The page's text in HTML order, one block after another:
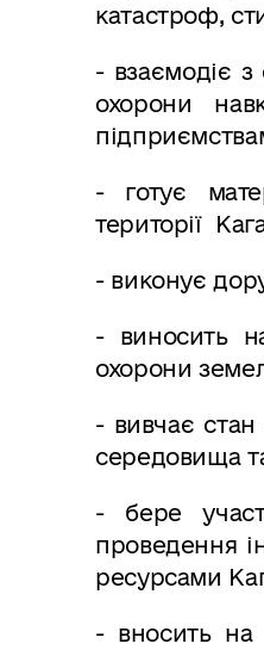
катастроф,
- взаємодіє з
охорони
- готує
території
- виконує
- виносить
охорони
- вивчає стан
середовища
- бере
проведення
ресурсами
- вносить на